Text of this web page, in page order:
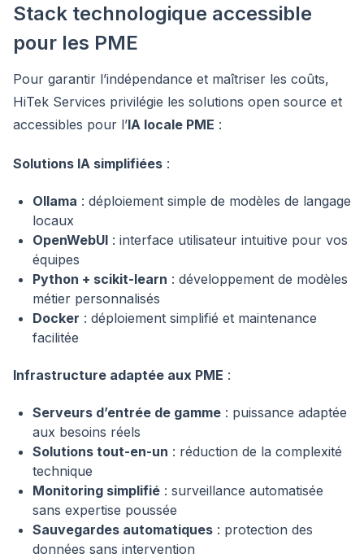
Stack technologique accessible
pour les PME
Pour garantir l’indépendance et maîtriser les coûts,
HiTek Services privilégie les solutions open source et
accessibles pour l’IA locale PME :
Solutions IA simplifiées :
Ollama : déploiement simple de modèles de langage
locaux
OpenWebUI : interface utilisateur intuitive pour vos
équipes
Python + scikit-learn : développement de modèles
métier personnalisés
Docker : déploiement simplifié et maintenance
facilitée
Infrastructure adaptée aux PME :
Serveurs d’entrée de gamme : puissance adaptée
aux besoins réels
Solutions tout-en-un : réduction de la complexité
technique
Monitoring simplifié : surveillance automatisée
sans expertise poussée
Sauvegardes automatiques : protection des
données sans intervention